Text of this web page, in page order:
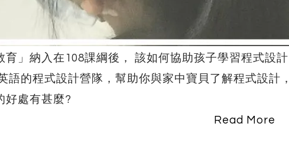
育」納入在108課綱後， 該如何協助孩子學習程式設
語的程式設計營隊，幫助你與家中寶貝了解程式設計
好處有甚麼?
Read More